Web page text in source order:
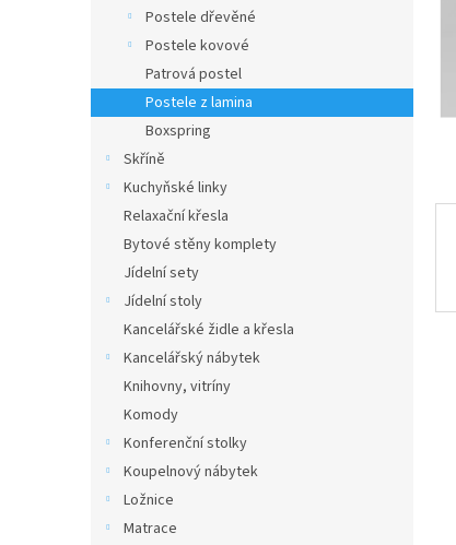
Postele dřevěné
Postele kovové
Patrová postel
Postele z lamina
Boxspring
Skříně
Kuchyňské linky
Relaxační křesla
Bytové stěny komplety
Jídelní sety
Jídelní stoly
Kancelářské židle a křesla
Kancelářský nábytek
Knihovny, vitríny
Komody
Konferenční stolky
Koupelnový nábytek
Ložnice
Matrace